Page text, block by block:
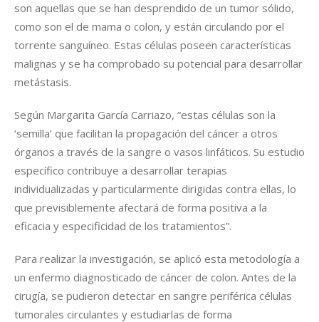
son aquellas que se han desprendido de un tumor sólido,
como son el de mama o colon, y están circulando por el
torrente sanguíneo. Estas células poseen características
malignas y se ha comprobado su potencial para desarrollar
metástasis.
Según Margarita García Carriazo, “estas células son la
‘semilla’ que facilitan la propagación del cáncer a otros
órganos a través de la sangre o vasos linfáticos. Su estudio
específico contribuye a desarrollar terapias
individualizadas y particularmente dirigidas contra ellas, lo
que previsiblemente afectará de forma positiva a la
eficacia y especificidad de los tratamientos”.
Para realizar la investigación, se aplicó esta metodología a
un enfermo diagnosticado de cáncer de colon. Antes de la
cirugía, se pudieron detectar en sangre periférica células
tumorales circulantes y estudiarlas de forma